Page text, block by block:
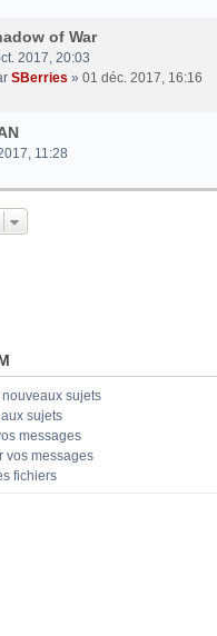
of War
2017, 20:03
SBerries » 01 déc. 2017, 16:16
11:28
sujets
sujets
messages
vos messages
fichiers